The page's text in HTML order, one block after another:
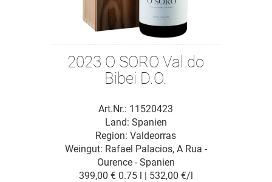
2023 O SORO Val do
Bibei D.O.
Art.Nr.: 11520423
Region: Valdeorras
Weingut: Rafael Palacios, A Rua -
Ourence - Spanien
Land: Spanien
399,00 € 0.75 l | 532,00 €/l